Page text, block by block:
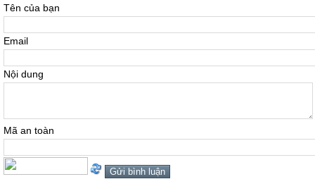
Tên của bạn
Email
Nội dung
Mã an toàn